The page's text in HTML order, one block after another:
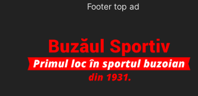
Footer top ad